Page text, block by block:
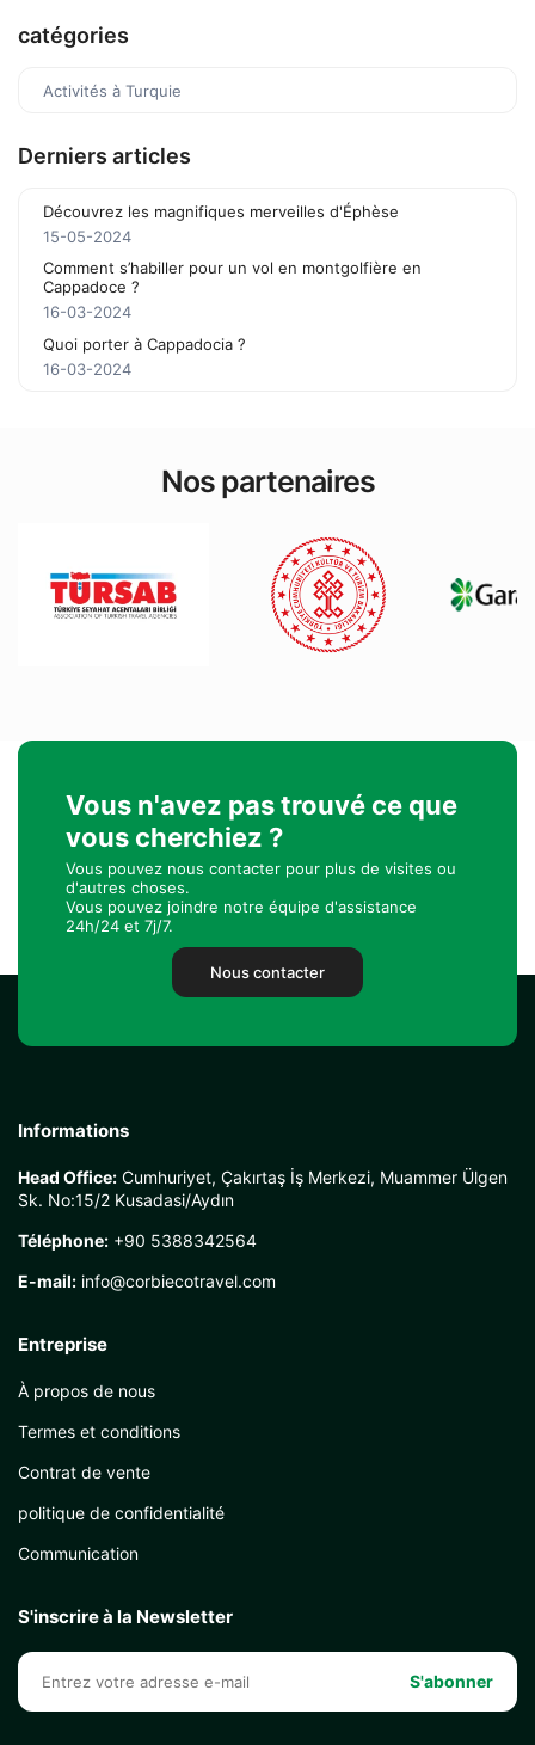
catégories
Activités à Turquie
Derniers articles
Découvrez les magnifiques merveilles d'Éphèse
15-05-2024
Comment s’habiller pour un vol en montgolfière en
Cappadoce ?
16-03-2024
Quoi porter à Cappadocia ?
16-03-2024
Nos partenaires
Vous n'avez pas trouvé ce que
vous cherchiez ?
Vous pouvez nous contacter pour plus de visites ou
d'autres choses.
Vous pouvez joindre notre équipe d'assistance
24h/24 et 7j/7.
Nous contacter
Informations
Head Office: Cumhuriyet, Çakırtaş İş Merkezi, Muammer Ülgen
Sk. No:15/2 Kusadasi/Aydın
Téléphone: +90 5388342564
E-mail: info@corbiecotravel.com
Entreprise
À propos de nous
Termes et conditions
Contrat de vente
politique de confidentialité
Communication
S'inscrire à la Newsletter
S'abonner